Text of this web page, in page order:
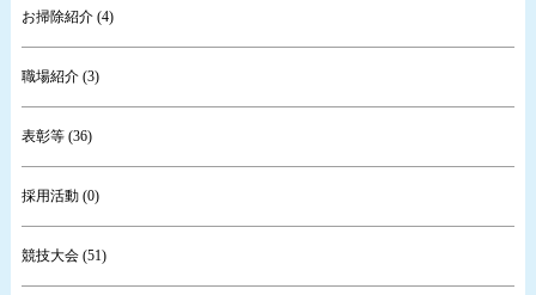
お掃除紹介 (4)
職場紹介 (3)
表彰等 (36)
採用活動 (0)
競技大会 (51)